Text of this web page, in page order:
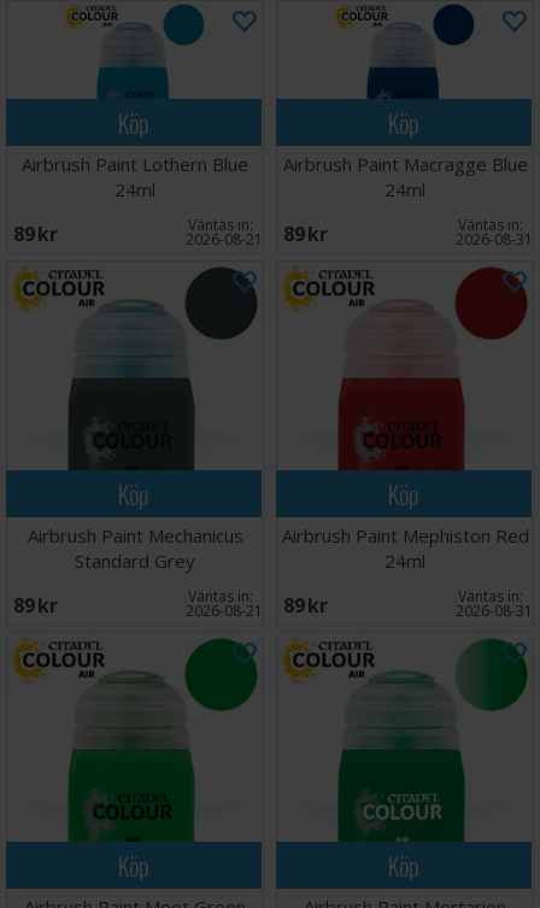
Köp
Airbrush Paint Lothern Blue
24ml
89 SEK Väntas in:
2026-08-21
Köp
Airbrush Paint Macragge Blue
24ml
89 SEK Väntas in:
2026-08-31
Köp
Airbrush Paint Mechanicus
Standard Grey
89 SEK Väntas in:
2026-08-21
Köp
Airbrush Paint Mephiston Red
24ml
89 SEK Väntas in:
2026-08-31
Köp Köp